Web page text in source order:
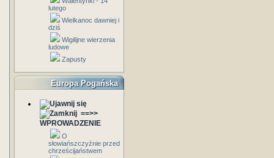
lutego
Wielkanoc dawniej i
dziś
Wigilijne wierzenia
ludowe
Zapusty
Europa Pogańska
==>>
WPROWADZENIE
O
słowiańszczyźnie przed
chrześcijaństwem